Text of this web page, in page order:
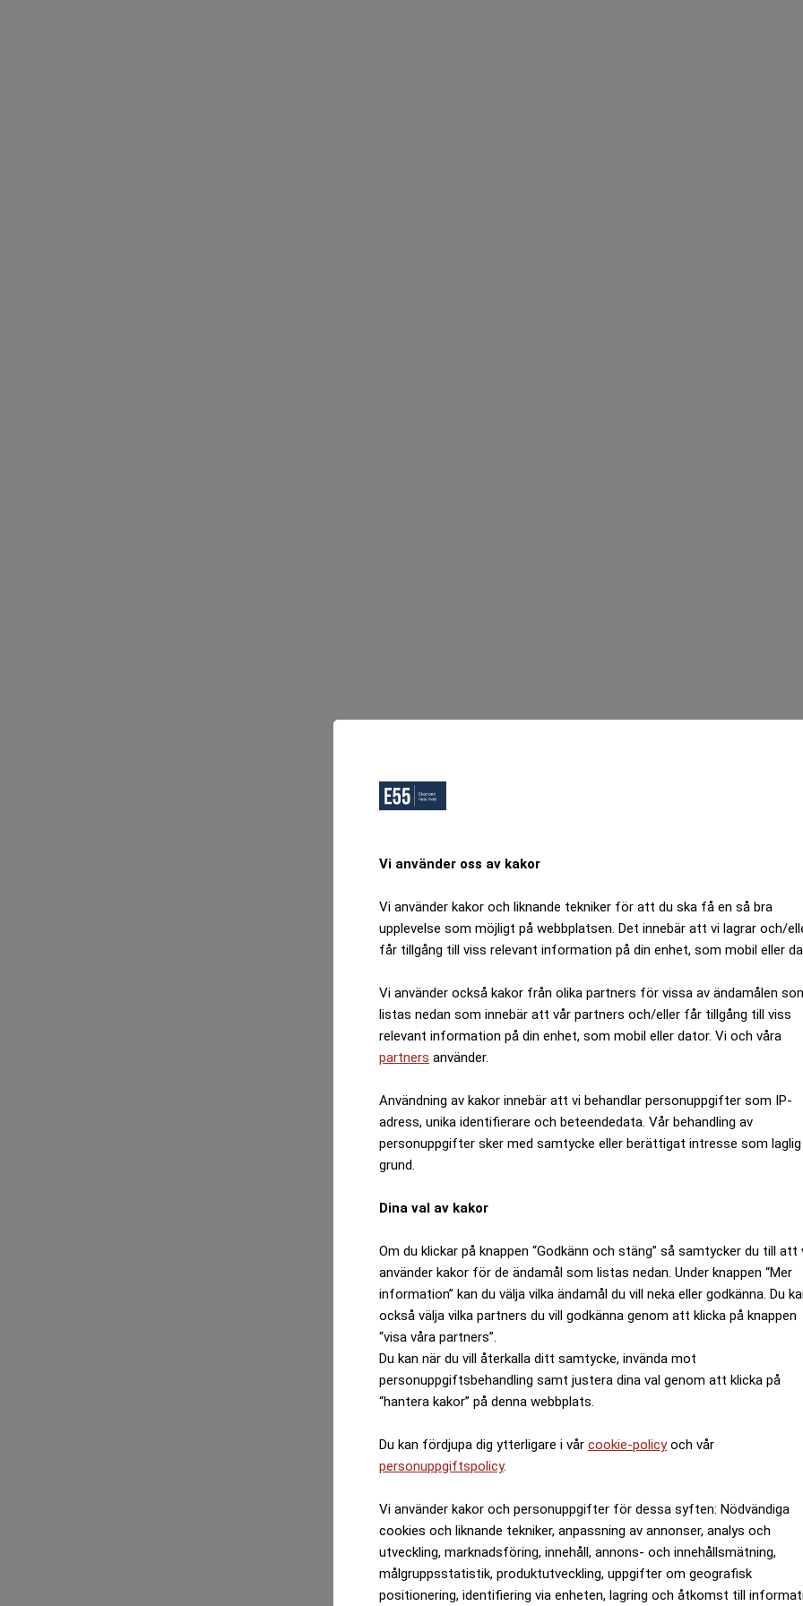
Vi använder oss av kakor
Vi använder kakor och liknande tekniker för att du ska få en så bra
upplevelse som möjligt på webbplatsen. Det innebär att vi lagrar och/
får tillgång till viss relevant information på din enhet, som mobil eller
Vi använder också kakor från olika partners för vissa av ändamålen
listas nedan som innebär att vår partners och/eller får tillgång till viss
relevant information på din enhet, som mobil eller dator. Vi och våra
partners använder.
Användning av kakor innebär att vi behandlar personuppgifter som IP-
adress, unika identifierare och beteendedata. Vår behandling av
personuppgifter sker med samtycke eller berättigat intresse som laglig
grund.
Dina val av kakor
Om du klickar på knappen “Godkänn och stäng” så samtycker du till att
använder kakor för de ändamål som listas nedan. Under knappen “Mer
information” kan du välja vilka ändamål du vill neka eller godkänna. Du
också välja vilka partners du vill godkänna genom att klicka på knappen
“visa våra partners”.
Du kan när du vill återkalla ditt samtycke, invända mot
personuppgiftsbehandling samt justera dina val genom att klicka på
“hantera kakor” på denna webbplats.
Du kan fördjupa dig ytterligare i vår cookie-policyoch vår
personuppgiftspolicy.
Vi använder kakor och personuppgifter för dessa syften: Nödvändiga
cookies och liknande tekniker, anpassning av annonser, analys och
utveckling, marknadsföring, innehåll, annons- och innehållsmätning,
målgruppsstatistik, produktutveckling, uppgifter om geografisk
positionering, identifiering via enheten, lagring och åtkomst till